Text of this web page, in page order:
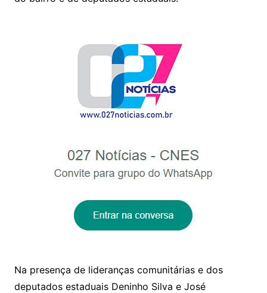
Na presença de lideranças comunitárias e dos
deputados estaduais Deninho Silva e José